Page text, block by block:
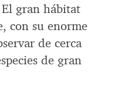
El gran hábitat
con su enorme
de cerca
de gran